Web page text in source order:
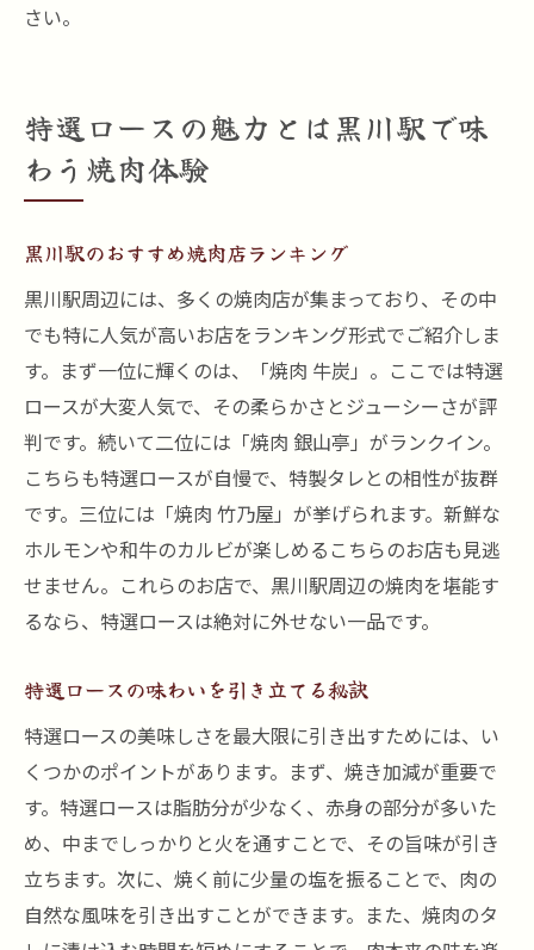
さい。
特選ロースの魅力とは黒川駅で味
わう焼肉体験
黒川駅のおすすめ焼肉店ランキング
黒川駅周辺には、多くの焼肉店が集まっており、その中
でも特に人気が高いお店をランキング形式でご紹介しま
す。まず一位に輝くのは、「焼肉 牛炭」。ここでは特選
ロースが大変人気で、その柔らかさとジューシーさが評
判です。続いて二位には「焼肉 銀山亭」がランクイン。
こちらも特選ロースが自慢で、特製タレとの相性が抜群
です。三位には「焼肉 竹乃屋」が挙げられます。新鮮な
ホルモンや和牛のカルビが楽しめるこちらのお店も見逃
せません。これらのお店で、黒川駅周辺の焼肉を堪能す
るなら、特選ロースは絶対に外せない一品です。
特選ロースの味わいを引き立てる秘訣
特選ロースの美味しさを最大限に引き出すためには、い
くつかのポイントがあります。まず、焼き加減が重要で
す。特選ロースは脂肪分が少なく、赤身の部分が多いた
め、中までしっかりと火を通すことで、その旨味が引き
立ちます。次に、焼く前に少量の塩を振ることで、肉の
自然な風味を引き出すことができます。また、焼肉のタ